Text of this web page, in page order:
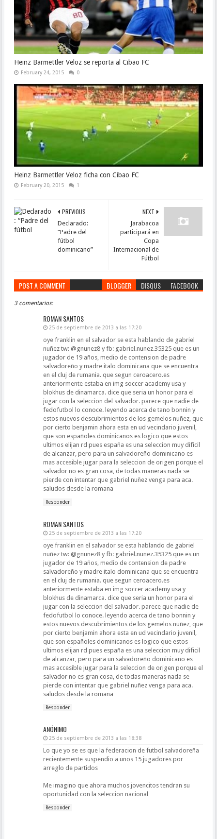
Heinz Barmettler Veloz se reporta al Cibao FC
February 24, 2015 0
Heinz Barmettler Veloz ficha con Cibao FC
February 20, 2015 1
NEXT
Jarabacoa
participará en
Copa
Internacional de
Fútbol
PREVIOUS
Declarado:
“Padre del
fútbol
dominicano”
POST A COMMENT BLOGGER DISQUS FACEBOOK
3 comentarios:
ROMAN SANTOS
25 de septiembre de 2013 a las 17:20
oye franklin en el salvador se esta hablando de gabriel
nuñez tw: @gnunez8 y fb: gabriel.nunez.35325 que es un
jugador de 19 años, medio de contension de padre
salvadoreño y madre italo dominicana que se encuentra
en el cluj de rumania. que segun ceroacero.es
anteriormente estaba en img soccer academy usa y
blokhus de dinamarca. dice que seria un honor para el
jugar con la seleccion del salvador. parece que nadie de
fedofutbol lo conoce. leyendo acerca de tano bonnin y
estos nuevos descubrimientos de los gemelos nuñez, que
por cierto benjamin ahora esta en ud vecindario juvenil,
que son españoles dominicanos es logico que estos
ultimos elijan rd pues españa es una seleccion muy dificil
de alcanzar, pero para un salvadoreño dominicano es
mas accesible jugar para la seleccion de origen porque el
salvador no es gran cosa, de todas maneras nada se
pierde con intentar que gabriel nuñez venga para aca.
saludos desde la romana
Responder
ROMAN SANTOS
25 de septiembre de 2013 a las 17:20
oye franklin en el salvador se esta hablando de gabriel
nuñez tw: @gnunez8 y fb: gabriel.nunez.35325 que es un
jugador de 19 años, medio de contension de padre
salvadoreño y madre italo dominicana que se encuentra
en el cluj de rumania. que segun ceroacero.es
anteriormente estaba en img soccer academy usa y
blokhus de dinamarca. dice que seria un honor para el
jugar con la seleccion del salvador. parece que nadie de
fedofutbol lo conoce. leyendo acerca de tano bonnin y
estos nuevos descubrimientos de los gemelos nuñez, que
por cierto benjamin ahora esta en ud vecindario juvenil,
que son españoles dominicanos es logico que estos
ultimos elijan rd pues españa es una seleccion muy dificil
de alcanzar, pero para un salvadoreño dominicano es
mas accesible jugar para la seleccion de origen porque el
salvador no es gran cosa, de todas maneras nada se
pierde con intentar que gabriel nuñez venga para aca.
saludos desde la romana
Responder
ANÓNIMO
25 de septiembre de 2013 a las 18:38
Lo que yo se es que la federacion de futbol salvadoreña
recientemente suspendio a unos 15 jugadores por
arreglo de partidos
Me imagino que ahora muchos jovencitos tendran su
oportunidad con la seleccion nacional
Responder